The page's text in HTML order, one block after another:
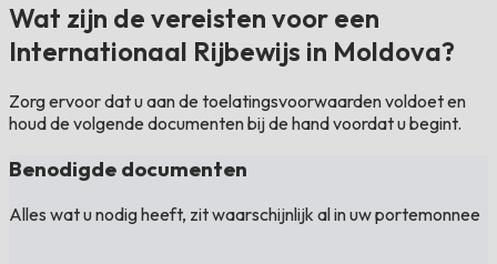
Wat zijn de vereisten voor een
Internationaal Rijbewijs in Moldova?
Zorg ervoor dat u aan de toelatingsvoorwaarden voldoet en
houd de volgende documenten bij de hand voordat u begint.
Benodigde documenten
Alles wat u nodig heeft, zit waarschijnlijk al in uw portemonnee